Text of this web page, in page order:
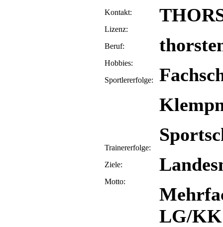
Kontakt:
Lizenz:
Beruf:
Hobbies:
Sportlererfolge:
Trainererfolge:
Ziele:
Motto:
LG/KK